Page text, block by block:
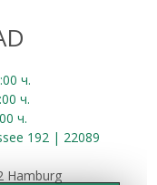
ч.
ч.
ч.
192 | 22089
Hamburg